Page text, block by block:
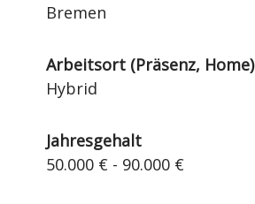
Bremen
Arbeitsort (Präsenz, Home)
Hybrid
Jahresgehalt
50.000 € - 90.000 €